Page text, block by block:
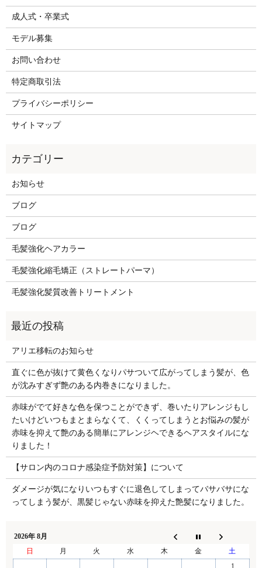
成人式・卒業式
モデル募集
お問い合わせ
特定商取引法
プライバシーポリシー
サイトマップ
お知らせ
ブログ
ブログ
毛髪強化ヘアカラー
毛髪強化縮毛矯正（ストレートパーマ）
毛髪強化髪質改善トリートメント
アリエ移転のお知らせ
直ぐに色が抜けて黄色くなりパサついて広がってしまう髪が、色
が沈みすぎず艶のある内巻きになりました。
赤味がでて好きな色を保つことができず、巻いたりアレンジもし
たいけどいつもまとまらなくて、くくってしまうとお悩みの髪が
赤味を抑えて艶のある簡単にアレンジヘできるヘアスタイルにな
りました！
【サロン内のコロナ感染症予防対策】について
ダメージが気になりいつもすぐに退色してしまってバサバサにな
ってしまう髪が、黒髪じゃない赤味を抑えた艶髪になりました。
2026年 8月
日
月 火 水 木 金
土
1